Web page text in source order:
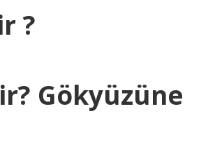
?
Gökyüzüne